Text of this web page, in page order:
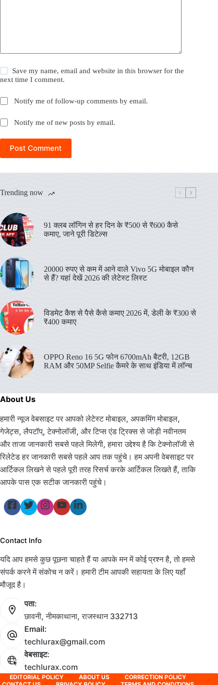
Save my name, email and website in this browser for the
next time I comment.
Notify me of follow-up comments by email.
Notify me of new posts by email.
Post Comment
Trending now
91 क्लब लॉगिन से हर दिन के ₹500 से ₹600 कैसे
कमाए, जाने पूरी डिटेल्स
20000 रुपए से कम में आने वाले Vivo 5G मोबाइल कौन
से हैं? यहां देखें 2026 की लेटेस्ट लिस्ट
विडमेट कैश से पैसे कैसे कमाए 2026 में, डेली के ₹300 से
₹400 कमाए
OPPO Reno 16 5G फोन 6700mAh बैटरी, 12GB
RAM और 50MP Selfie कैमरे के साथ इंडिया में लॉन्च
About Us
हमारी न्यूज वेबसाइट पर आपको लेटेस्ट मोबाइल, अपकमिंग मोबाइल,
गेजेट्स, लैपटॉप्, टेक्नोलॉजी, और टिप्स एंड ट्रिक्स से जोड़ी नवीनतम
और ताजा जानकारी सबसे पहले मिलेगी, हमारा उद्देश्य है कि टेक्नोलॉजी से
रिलेटेड हर जानकारी सबसे पहले आप तक पहुंचे। हम अपनी वेबसाइट पर
आर्टिकल लिखने से पहले पूरी तरह रिसर्च करके आर्टिकल लिखते हैं, ताकि
आपके पास एक सटीक जानकारी पहुंचे।
Contact Info
यदि आप हमसे कुछ पूछना चाहते हैं या आपके मन में कोई प्रश्न है, तो हमसे
संपर्क करने में संकोच न करें। हमारी टीम आपकी सहायता के लिए यहाँ
मौजूद है।
पता:
छावनी, नीमकाथाना, राजस्थान 332713
Email:
techlurax@gmail.com
वेबसाइट:
techlurax.com
EDITORIAL POLICY ABOUT US
CORRECTION POLICY